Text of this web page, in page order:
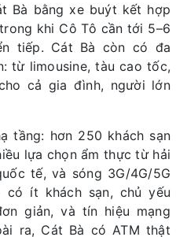
Bà bằng xe buýt kết hợp
khi Cô Tô cần tới 5–6
tiếp. Cát Bà còn có đa
từ limousine, tàu cao tốc,
cả gia đình, người lớn
tầng: hơn 250 khách sạn
lựa chọn ẩm thực từ hải
tế, và sóng 3G/4G/5G
ít khách sạn, chủ yếu
giản, và tín hiệu mạng
ra, Cát Bà có ATM thật